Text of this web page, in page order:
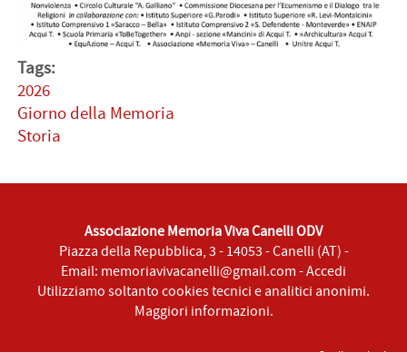
Tags:
2026
Giorno della Memoria
Storia
Associazione Memoria Viva Canelli ODV
Piazza della Repubblica, 3 - 14053 - Canelli (AT) -
Email: memoriavivacanelli@gmail.com-Accedi
Utilizziamo soltanto cookies tecnici e analitici anonimi.
Maggiori informazioni.